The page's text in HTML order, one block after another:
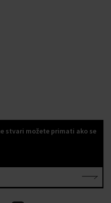
stvari možete primati ako se